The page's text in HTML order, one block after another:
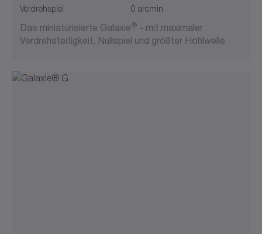
Verdrehspiel 0 arcmin
Das miniaturisierte Galaxie® - mit maximaler
Verdrehsteifigkeit, Nullspiel und größter Hohlwelle